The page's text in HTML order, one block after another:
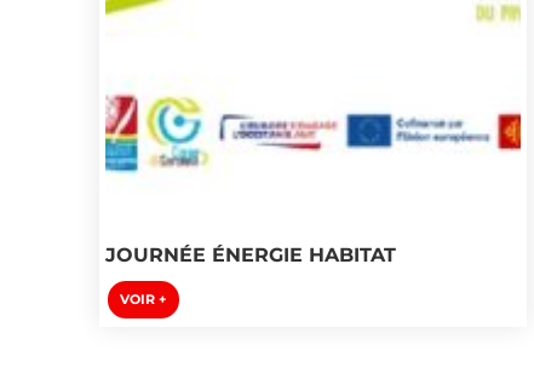
JOURNÉE ÉNERGIE HABITAT
VOIR +